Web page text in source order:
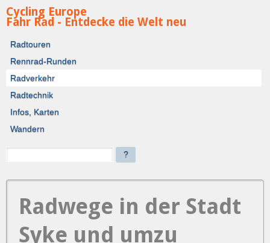
Cycling Europe
Fahr Rad - Entdecke die Welt neu
Radtouren
Rennrad-Runden
Radverkehr
Radtechnik
Infos, Karten
Wandern
?
Radwege in der Stadt
Syke und umzu